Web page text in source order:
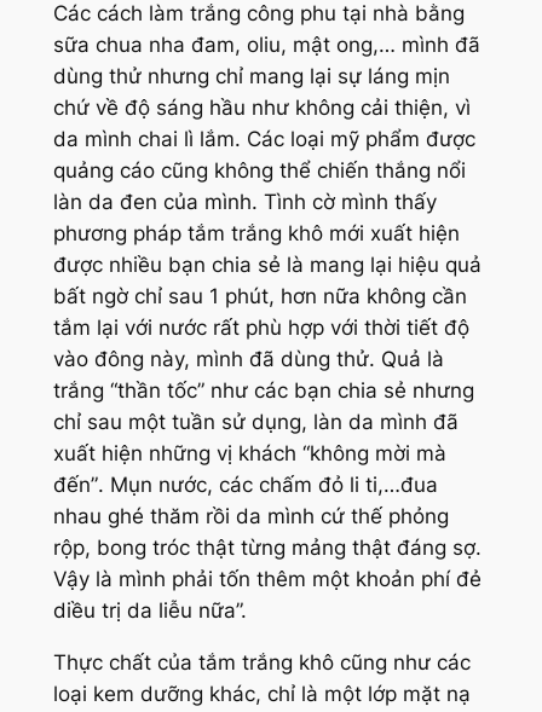
Các cách làm trắng công phu tại nhà bằng
sữa chua nha đam, oliu, mật ong,… mình đã
dùng thử nhưng chỉ mang lại sự láng mịn
chứ về độ sáng hầu như không cải thiện, vì
da mình chai lì lắm. Các loại mỹ phẩm được
quảng cáo cũng không thể chiến thắng nổi
làn da đen của mình. Tình cờ mình thấy
phương pháp tắm trắng khô mới xuất hiện
được nhiều bạn chia sẻ là mang lại hiệu quả
bất ngờ chỉ sau 1 phút, hơn nữa không cần
tắm lại với nước rất phù hợp với thời tiết độ
vào đông này, mình đã dùng thử. Quả là
trắng “thần tốc” như các bạn chia sẻ nhưng
chỉ sau một tuần sử dụng, làn da mình đã
xuất hiện những vị khách “không mời mà
đến”. Mụn nước, các chấm đỏ li ti,…đua
nhau ghé thăm rồi da mình cứ thế phỏng
rộp, bong tróc thật từng mảng thật đáng sợ.
Vậy là mình phải tốn thêm một khoản phí đẻ
diều trị da liễu nữa”.
Thực chất của tắm trắng khô cũng như các
loại kem dưỡng khác, chỉ là một lớp mặt nạ